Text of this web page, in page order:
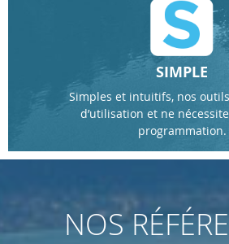
SIMPLE
Simples et intuitifs, nos
d’utilisation et ne
programmation.
NOS